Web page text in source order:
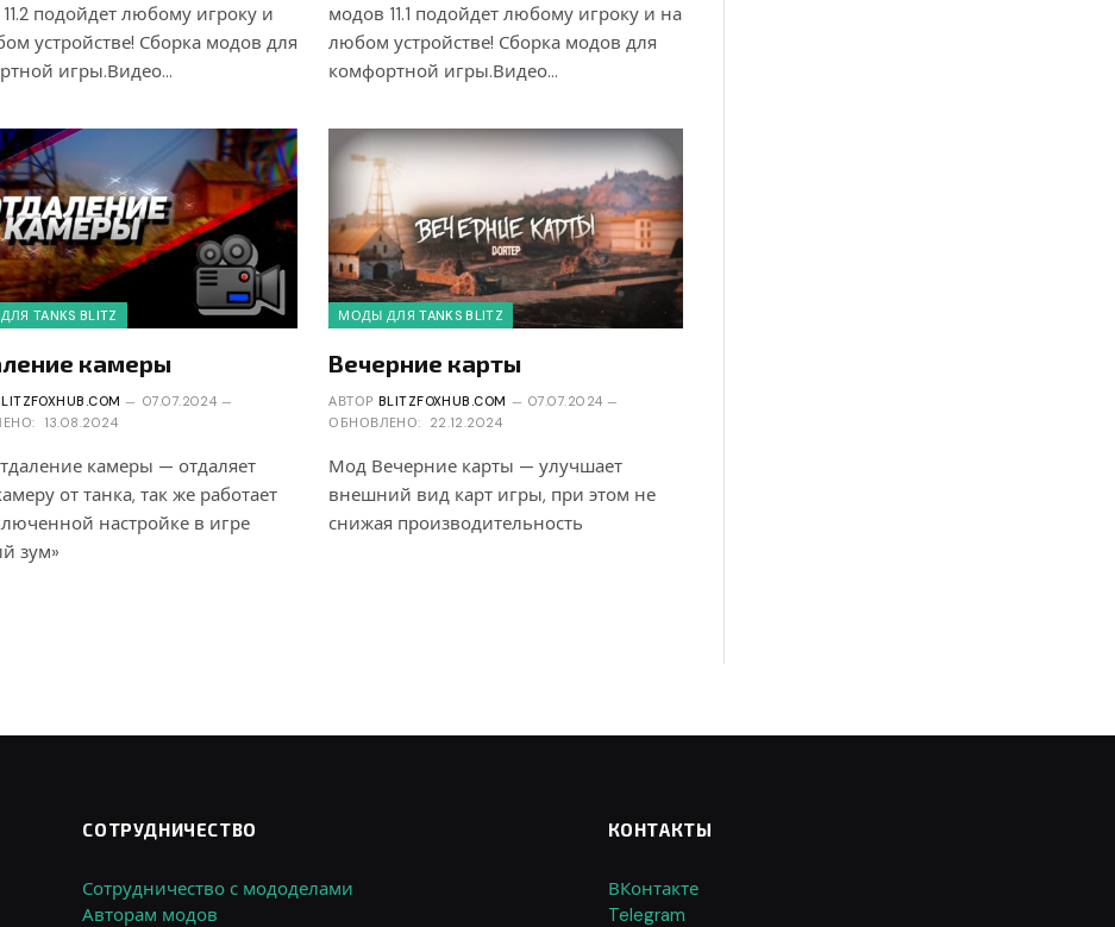
подойдет любому игроку и
устройстве! Сборка модов для
игры.Видео…
модов 11.1 подойдет любому игроку и на
любом устройстве! Сборка модов для
комфортной игры.Видео…
TANKS BLITZ
камеры
07.07.2024
13.08.2024
камеры — отдаляет
от танка, так же работает
настройке в игре
зум»
МОДЫ ДЛЯ TANKS BLITZ
Вечерние карты
АВТОР BLITZFOXHUB.COM
07.07.2024
ОБНОВЛЕНО:
22.12.2024
Мод Вечерние карты — улучшает
внешний вид карт игры, при этом не
снижая производительность
СОТРУДНИЧЕСТВО
Сотрудничество с мододелами
Авторам модов
КОНТАКТЫ
ВКонтакте
Telegram